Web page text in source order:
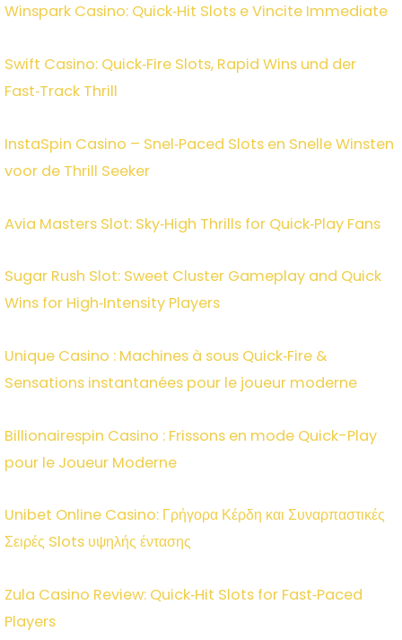
Winspark Casino: Quick‑Hit Slots e Vincite Immediate
Swift Casino: Quick‑Fire Slots, Rapid Wins und der
Fast‑Track Thrill
InstaSpin Casino – Snel‑Paced Slots en Snelle Winsten
voor de Thrill Seeker
Avia Masters Slot: Sky‑High Thrills for Quick‑Play Fans
Sugar Rush Slot: Sweet Cluster Gameplay and Quick
Wins for High‑Intensity Players
Unique Casino : Machines à sous Quick‑Fire &
Sensations instantanées pour le joueur moderne
Billionairespin Casino : Frissons en mode Quick-Play
pour le Joueur Moderne
Unibet Online Casino: Γρήγορα Κέρδη και Συναρπαστικές
Σειρές Slots υψηλής έντασης
Zula Casino Review: Quick‑Hit Slots for Fast‑Paced
Players